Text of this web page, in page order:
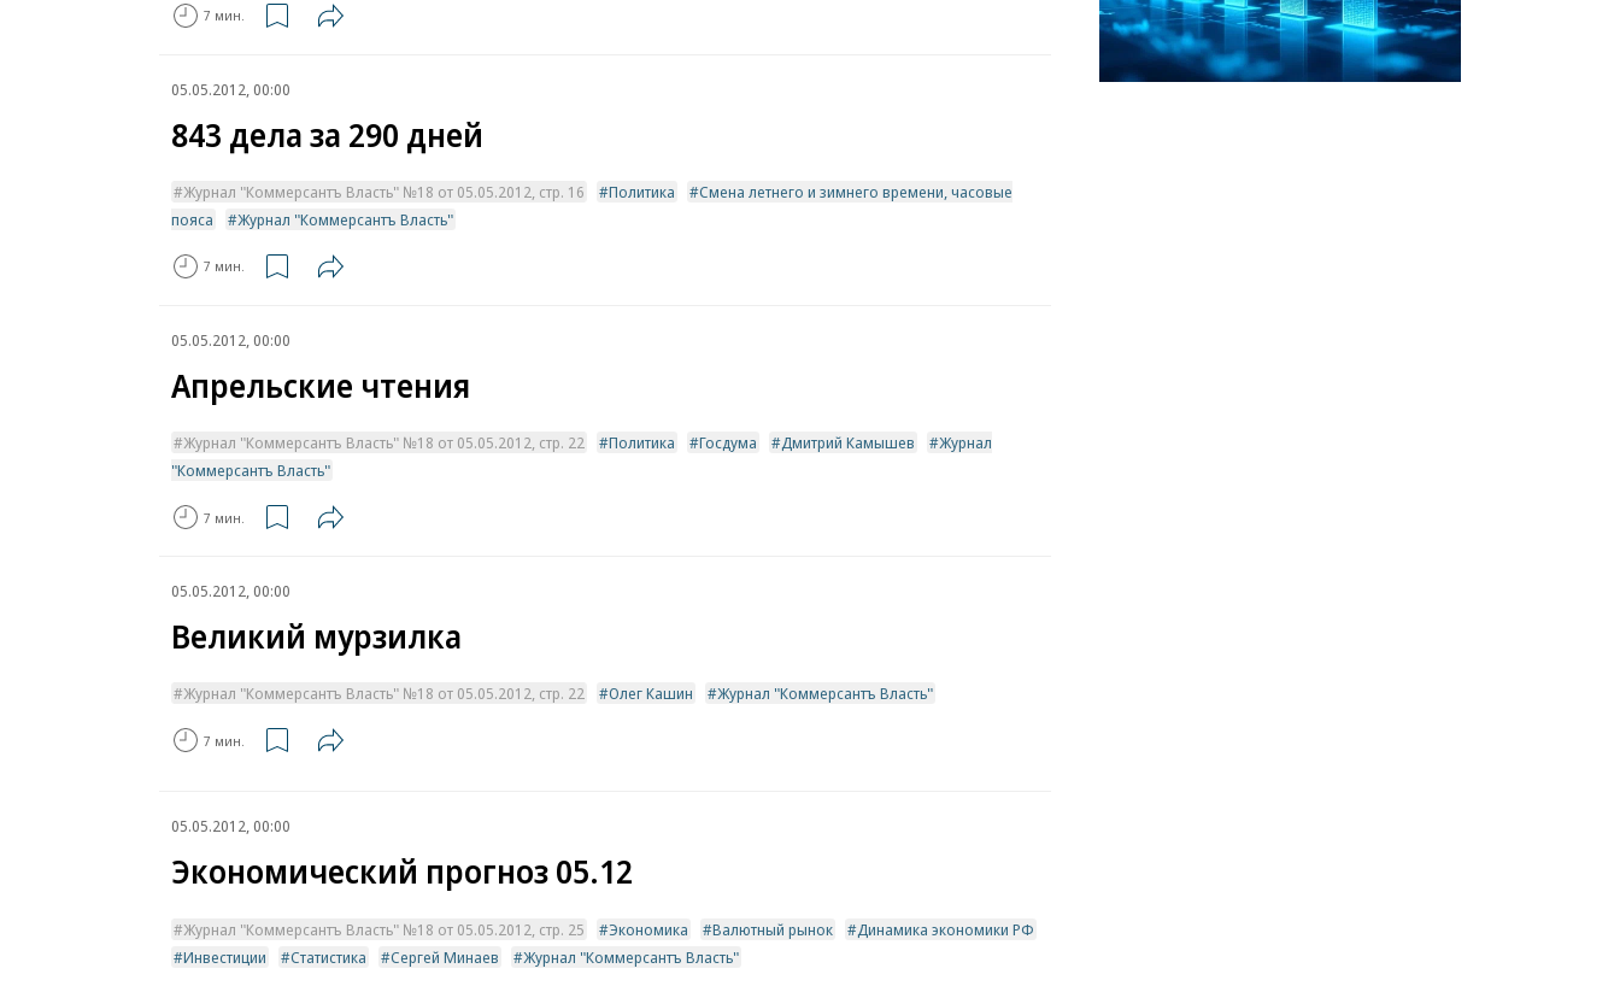
7 мин.
05.05.2012, 00:00
843 дела за 290 дней
Журнал "Коммерсантъ Власть" №18 от 05.05.2012, стр. 16 Политика
Смена летнего и зимнего времени, часовые
пояса
Журнал "Коммерсантъ Власть"
7 мин.
05.05.2012, 00:00
Апрельские чтения
Журнал "Коммерсантъ Власть" №18 от 05.05.2012, стр. 22 Политика Госдума Дмитрий Камышев
Журнал
"Коммерсантъ Власть"
7 мин.
05.05.2012, 00:00
Великий мурзилка
Журнал "Коммерсантъ Власть" №18 от 05.05.2012, стр. 22 Олег Кашин Журнал "Коммерсантъ Власть"
7 мин.
05.05.2012, 00:00
Экономический прогноз 05.12
Журнал "Коммерсантъ Власть" №18 от 05.05.2012, стр. 25 Экономика Валютный рынок
Динамика экономики РФ
Инвестиции
Статистика Сергей Минаев Журнал "Коммерсантъ Власть"